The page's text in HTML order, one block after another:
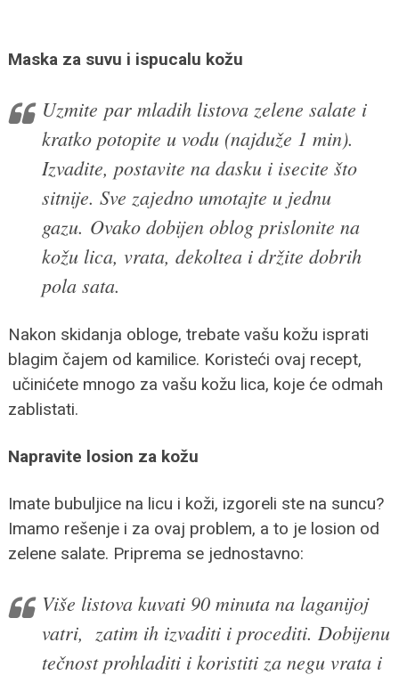
Maska za suvu i ispucalu kožu
Uzmite par mladih listova zelene salate i
kratko potopite u vodu (najduže 1 min).
Izvadite, postavite na dasku i isecite što
sitnije. Sve zajedno umotajte u jednu
gazu. Ovako dobijen oblog prislonite na
kožu lica, vrata, dekoltea i držite dobrih
pola sata.
Nakon skidanja obloge, trebate vašu kožu isprati
blagim čajem od kamilice. Koristeći ovaj recept,
učinićete mnogo za vašu kožu lica, koje će odmah
zablistati.
Napravite losion za kožu
Imate bubuljice na licu i koži, izgoreli ste na suncu?
Imamo rešenje i za ovaj problem, a to je losion od
zelene salate. Priprema se jednostavno:
Više listova kuvati 90 minuta na laganijoj
vatri, zatim ih izvaditi i procediti. Dobijenu
tečnost prohladiti i koristiti za negu vrata i